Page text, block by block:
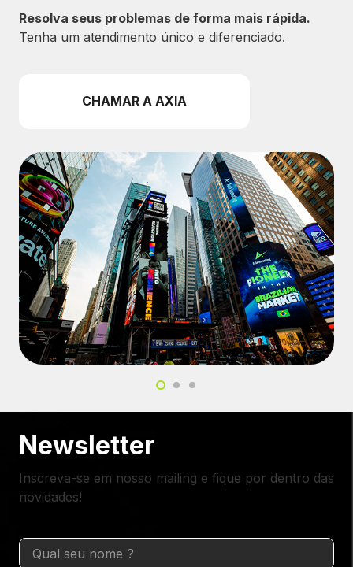
Resolva seus problemas de forma mais rápida.
Tenha um atendimento único e diferenciado.
CHAMAR A AXIA
Newsletter
Inscreva-se em nosso mailing e fique por dentro das
novidades!
Nome